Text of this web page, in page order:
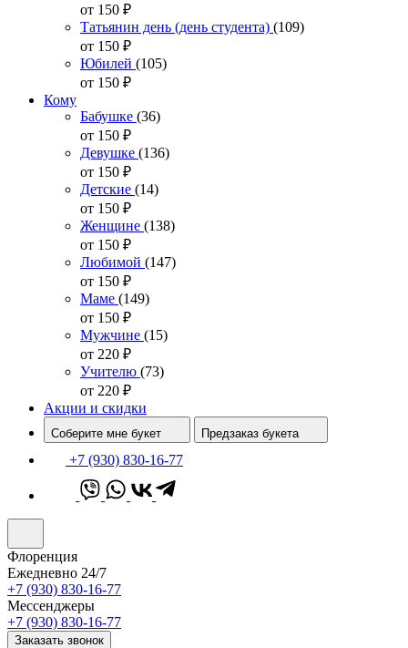
от 150 ₽
Татьянин день (день студента) (109)
от 150 ₽
Юбилей (105)
от 150 ₽
Кому
Бабушке (36)
от 150 ₽
Девушке (136)
от 150 ₽
Детские (14)
от 150 ₽
Женщине (138)
от 150 ₽
Любимой (147)
от 150 ₽
Маме (149)
от 150 ₽
Мужчине (15)
от 220 ₽
Учителю (73)
от 220 ₽
Акции и скидки
Соберите мне букет Предзаказ букета
+7 (930) 830-16-77
Флоренция
Ежедневно 24/7
+7 (930) 830-16-77
Мессенджеры
+7 (930) 830-16-77
Заказать звонок